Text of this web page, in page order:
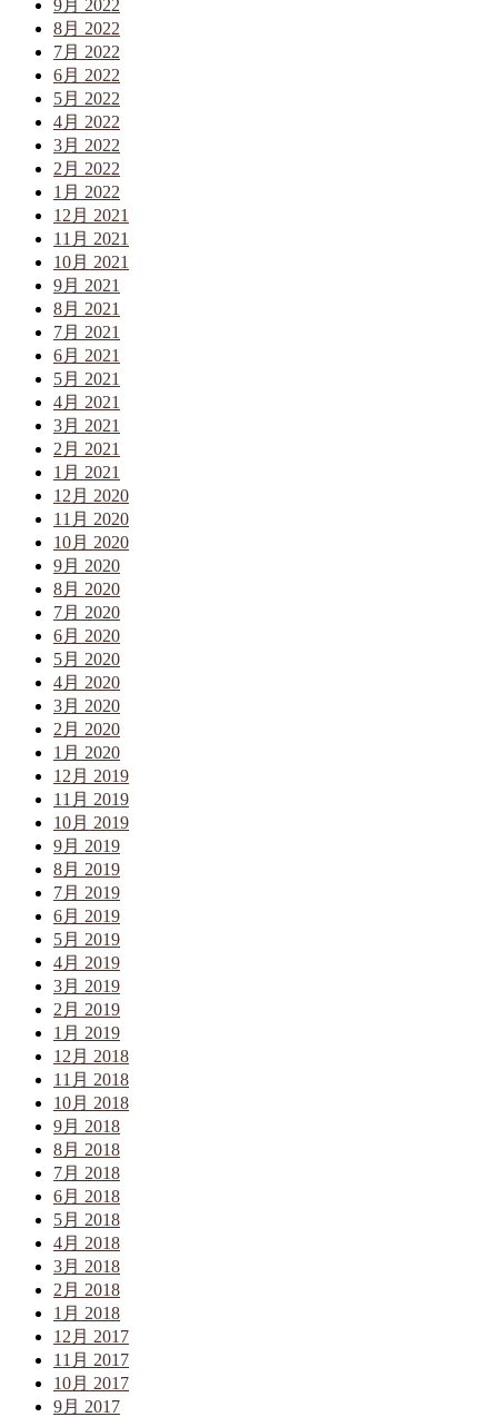
9月 2022
8月 2022
7月 2022
6月 2022
5月 2022
4月 2022
3月 2022
2月 2022
1月 2022
12月 2021
11月 2021
10月 2021
9月 2021
8月 2021
7月 2021
6月 2021
5月 2021
4月 2021
3月 2021
2月 2021
1月 2021
12月 2020
11月 2020
10月 2020
9月 2020
8月 2020
7月 2020
6月 2020
5月 2020
4月 2020
3月 2020
2月 2020
1月 2020
12月 2019
11月 2019
10月 2019
9月 2019
8月 2019
7月 2019
6月 2019
5月 2019
4月 2019
3月 2019
2月 2019
1月 2019
12月 2018
11月 2018
10月 2018
9月 2018
8月 2018
7月 2018
6月 2018
5月 2018
4月 2018
3月 2018
2月 2018
1月 2018
12月 2017
11月 2017
10月 2017
9月 2017